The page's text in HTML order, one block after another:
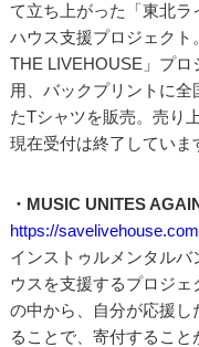
て立ち上がった「東北
ハウス支援プロジェクト
THE LIVEHOUSE」プ
用、バックプリントに
たTシャツを販売。売り
現在受付は終了していま
・MUSIC UNITES
https://
インストゥルメンタル
ウスを支援するプロジェ
の中から、自分が応援
ることで、寄付すること